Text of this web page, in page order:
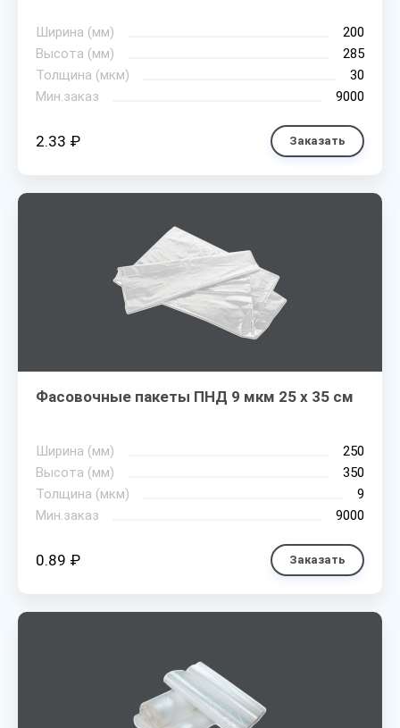
Ширина (мм)
200
Высота (мм)
285
Толщина (мкм)
30
Мин.заказ
9000
2.33 ₽ Заказать
Фасовочные пакеты ПНД 9 мкм 25 х 35 см
Ширина (мм)
250
Высота (мм)
350
Толщина (мкм)
9
Мин.заказ
9000
0.89 ₽ Заказать